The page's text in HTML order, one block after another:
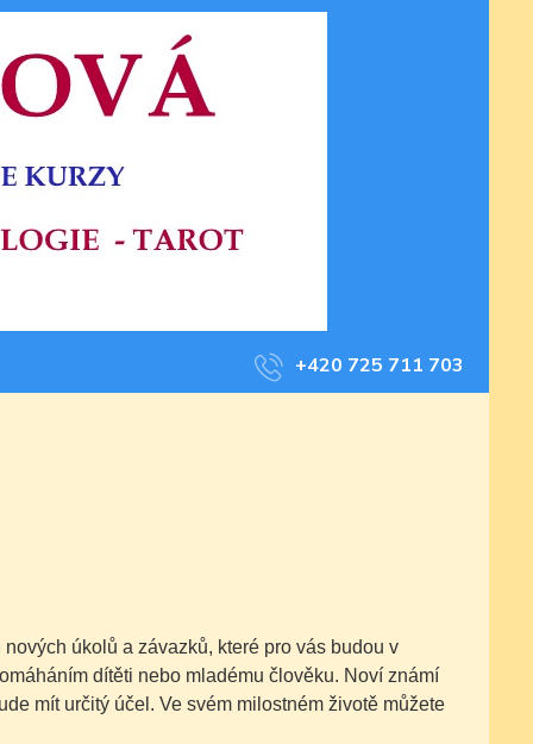
+420 725 711 703
úkolů a závazků, které pro vás budou v
dítěti nebo mladému člověku. Noví známí
mít určitý účel. Ve svém milostném životě můžete